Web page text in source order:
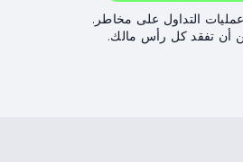
التداول على مخاطر.
أن تفقد كل رأس مالك.